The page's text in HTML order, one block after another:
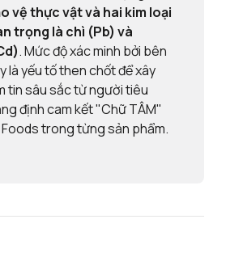
vệ thực vật và hai kim loại
trọng là chì (Pb) và
. Mức độ xác minh bởi bên
là yếu tố then chốt để xây
tin sâu sắc từ người tiêu
định cam kết "Chữ TÂM"
Foods trong từng sản phẩm.